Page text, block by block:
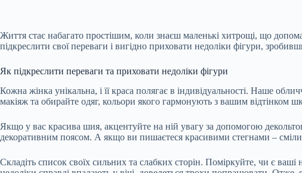
Життя стає набагато простішим, коли знаєш маленькі хитрощі, що
підкреслити свої переваги і вигідно приховати недоліки фігури,
Як підкреслити переваги та приховати недоліки фігури
Кожна жінка унікальна, і її краса полягає в індивідуальності. Наше
макіяж та обирайте одяг, кольори якого гармонують з вашим відтінком
Якщо у вас красива шия, акцентуйте на ній увагу за допомогою
декоративним поясом. А якщо ви пишаєтеся красивими стегнами –
Складіть список своїх сильних та слабких сторін. Поміркуйте, чи є